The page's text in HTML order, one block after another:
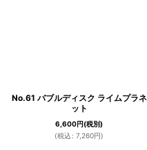
No.61 バブルディスク ライムプラネ
ット
6,600円(税別)
(税込 : 7,260円)